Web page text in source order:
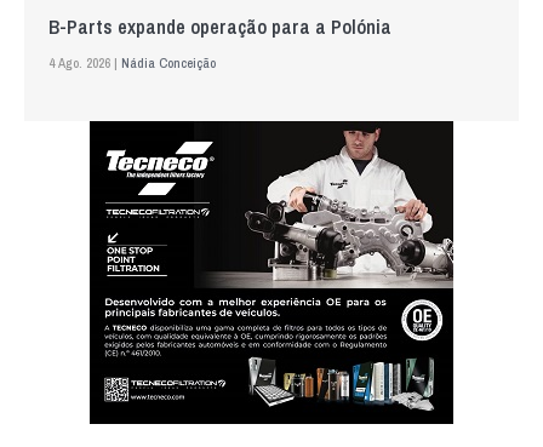
B-Parts expande operação para a Polónia
4 Ago. 2026 | Nádia Conceição